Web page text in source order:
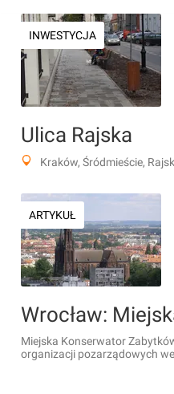
INWESTYCJA
Ulica Rajska
Kraków, Śródmieście,
ARTYKUŁ
Miejska Konserwator
organizacji pozarządowych